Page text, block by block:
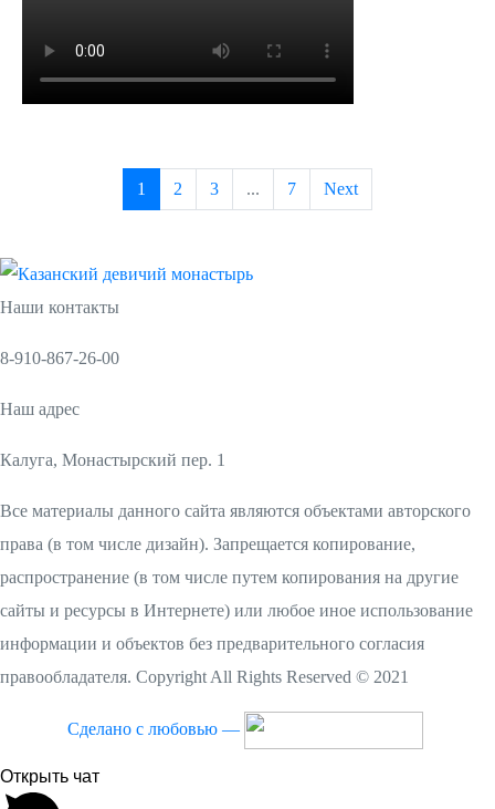
1 2 3 ... 7 Next
Наши контакты
8-910-867-26-00
Наш адрес
Калуга, Монастырский пер. 1
Все материалы данного сайта являются объектами авторского
права (в том числе дизайн). Запрещается копирование,
распространение (в том числе путем копирования на другие
сайты и ресурсы в Интернете) или любое иное использование
информации и объектов без предварительного согласия
правообладателя. Copyright All Rights Reserved © 2021
Сделано с любовью —
Открыть чат